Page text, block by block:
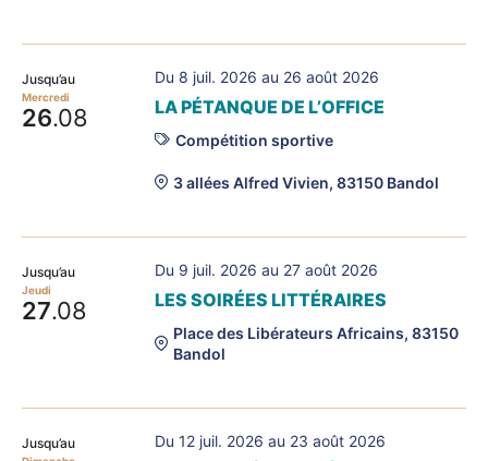
Jusqu’au
Mercredi
26.08
Du 8 juil. 2026 au 26 août 2026
LA PÉTANQUE DE L’OFFICE
Compétition sportive
3 allées Alfred Vivien, 83150 Bandol
Jusqu’au
Jeudi
27.08
Du 9 juil. 2026 au 27 août 2026
LES SOIRÉES LITTÉRAIRES
Place des Libérateurs Africains, 83150
Bandol
Jusqu’au Du 12 juil. 2026 au 23 août 2026